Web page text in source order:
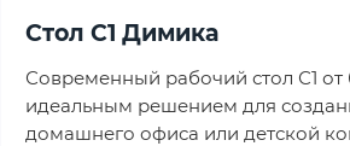
Стол С1 Димика
Современный рабочий стол С1
идеальным решением для
домашнего офиса или детской